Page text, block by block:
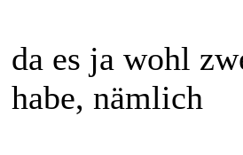
da es ja wohl
habe, nämlich